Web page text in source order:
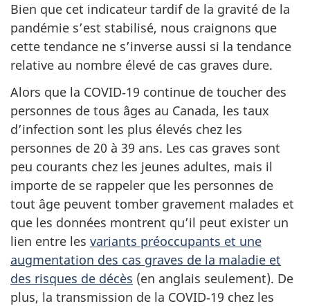
Bien que cet indicateur tardif de la gravité de la
pandémie s’est stabilisé, nous craignons que
cette tendance ne s’inverse aussi si la tendance
relative au nombre élevé de cas graves dure.
Alors que la COVID‑19 continue de toucher des
personnes de tous âges au Canada, les taux
d’infection sont les plus élevés chez les
personnes de 20 à 39 ans. Les cas graves sont
peu courants chez les jeunes adultes, mais il
importe de se rappeler que les personnes de
tout âge peuvent tomber gravement malades et
que les données montrent qu’il peut exister un
lien entre les variants préoccupants et une
augmentation des cas graves de la maladie et
des risques de décès (en anglais seulement). De
plus, la transmission de la COVID‑19 chez les